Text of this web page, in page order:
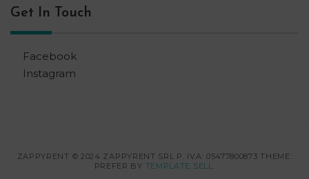
Get In Touch
Facebook
Instagram
ZAPPYRENT © 2024 ZAPPYRENT SRL P. IVA: 05477800873 THEME:
PREFER BY TEMPLATE SELL